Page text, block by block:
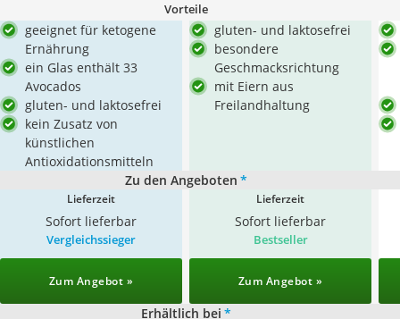
Vorteile
geeignet für ketogene
Ernährung
ein Glas enthält 33
Avocados
gluten- und laktosefrei
kein Zusatz von
künstlichen
Antioxidationsmitteln
gluten- und laktosefrei
besondere
Geschmacksrichtung
mit Eiern aus
Freilandhaltung
Zu den Angeboten *
Lieferzeit
Sofort lieferbar
Lieferzeit
Sofort lieferbar
Vergleichssieger
Zum Angebot »
Bestseller
Zum Angebot »
Erhältlich bei *